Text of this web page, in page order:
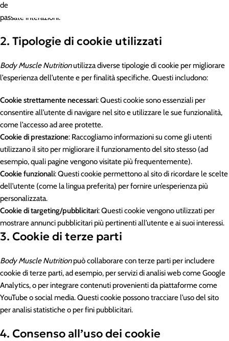
dell’utente e di ricordare alcune informazioni sulle sue preferenze o
passate interazioni.
2. Tipologie di cookie utilizzati
Body Muscle Nutritionutilizza diverse tipologie di cookie per migliorare
l’esperienza dell’utente e per finalità specifiche. Questi includono:
Cookie strettamente necessari: Questi cookie sono essenziali per
consentire all’utente di navigare nel sito e utilizzare le sue funzionalità,
come l’accesso ad aree protette.
Cookie di prestazione: Raccogliamo informazioni su come gli utenti
utilizzano il sito per migliorare il funzionamento del sito stesso (ad
esempio, quali pagine vengono visitate più frequentemente).
Cookie funzionali: Questi cookie permettono al sito di ricordare le scelte
dell’utente (come la lingua preferita) per fornire un’esperienza più
personalizzata.
Cookie di targeting/pubblicitari: Questi cookie vengono utilizzati per
mostrare annunci pubblicitari più pertinenti all’utente e ai suoi interessi.
3. Cookie di terze parti
Body Muscle Nutritionpuò collaborare con terze parti per includere
cookie di terze parti, ad esempio, per servizi di analisi web come Google
Analytics, o per integrare contenuti provenienti da piattaforme come
YouTube o social media. Questi cookie possono tracciare l’uso del sito
per analisi statistiche o per fini pubblicitari.
4. Consenso all’uso dei cookie